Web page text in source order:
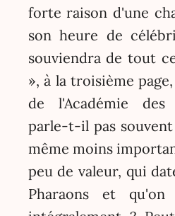
forte raison d'une
son heure de
souviendra de tout
», à la troisième
de l'Académie
parle-t-il pas
même moins
peu de valeur, qui
Pharaons et qu'on